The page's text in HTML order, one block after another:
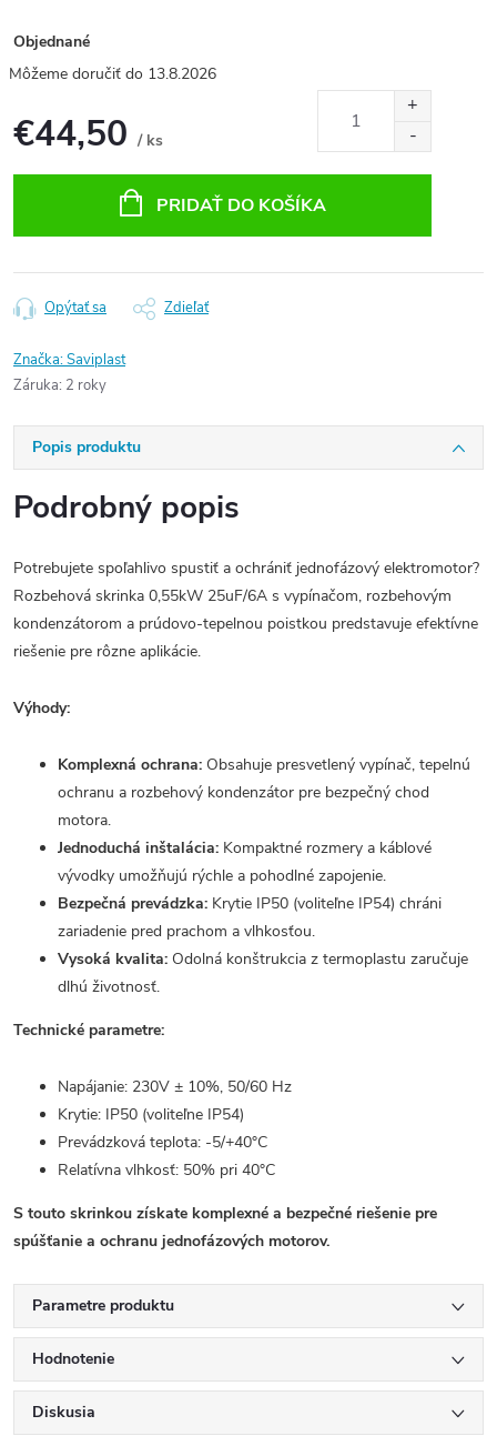
Objednané
13.8.2026
€44,50 / ks
PRIDAŤ DO KOŠÍKA
Opýtať sa Zdieľať
Značka:Saviplast
Záruka: 2 roky
Popis produktu
Podrobný popis
Potrebujete spoľahlivo spustiť a ochrániť jednofázový elektromotor?
Rozbehová skrinka 0,55kW 25uF/6A s vypínačom, rozbehovým
kondenzátorom a prúdovo-tepelnou poistkou predstavuje efektívne
riešenie pre rôzne aplikácie.
Výhody:
Komplexná ochrana: Obsahuje presvetlený vypínač, tepelnú
ochranu a rozbehový kondenzátor pre bezpečný chod
motora.
Jednoduchá inštalácia: Kompaktné rozmery a káblové
vývodky umožňujú rýchle a pohodlné zapojenie.
Bezpečná prevádzka: Krytie IP50 (voliteľne IP54) chráni
zariadenie pred prachom a vlhkosťou.
Vysoká kvalita: Odolná konštrukcia z termoplastu zaručuje
dlhú životnosť.
Technické parametre:
Napájanie: 230V ± 10%, 50/60 Hz
Krytie: IP50 (voliteľne IP54)
Prevádzková teplota: -5/+40°C
Relatívna vlhkosť: 50% pri 40°C
S touto skrinkou získate komplexné a bezpečné riešenie pre
spúšťanie a ochranu jednofázových motorov.
Parametre produktu
Hodnotenie
Diskusia